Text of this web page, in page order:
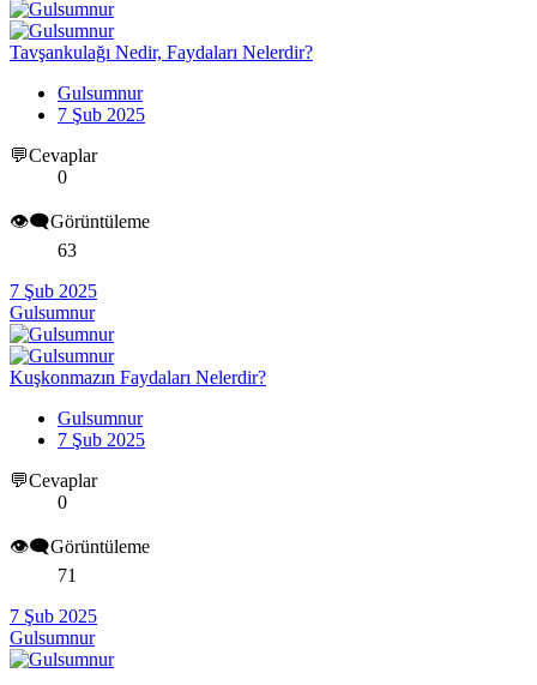
Tavşankulağı Nedir, Faydaları Nelerdir?
Gulsumnur
7 Şub 2025
💬Cevaplar
0
👁️‍🗨️Görüntüleme
63
7 Şub 2025
Gulsumnur
Kuşkonmazın Faydaları Nelerdir?
Gulsumnur
7 Şub 2025
💬Cevaplar
0
👁️‍🗨️Görüntüleme
71
7 Şub 2025
Gulsumnur